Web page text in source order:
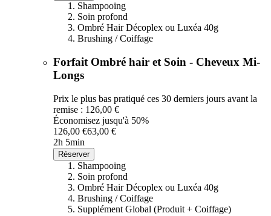
Shampooing
Soin profond
Ombré Hair Décoplex ou Luxéa 40g
Brushing / Coiffage
Forfait Ombré hair et Soin - Cheveux Mi-
Longs
Prix le plus bas pratiqué ces 30 derniers jours avant la
remise : 126,00 €
Économisez jusqu'à 50%
126,00 €63,00 €
2h 5min
Réserver
Shampooing
Soin profond
Ombré Hair Décoplex ou Luxéa 40g
Brushing / Coiffage
Supplément Global (Produit + Coiffage)